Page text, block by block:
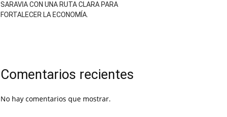
SARAVIA CON UNA RUTA CLARA PARA
FORTALECER LA ECONOMÍA.
Comentarios recientes
No hay comentarios que mostrar.